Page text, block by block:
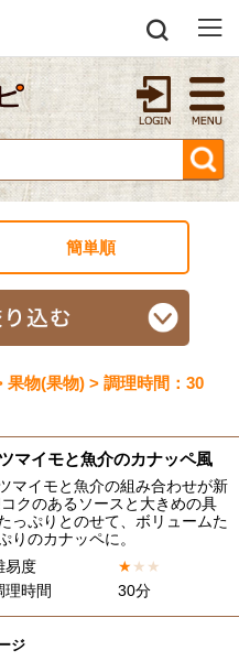
簡単順
果物(果物) > 調理時間：30
マイモと魚介のカナッペ風
マイモと魚介の組み合わせが新
クのあるソースと大きめの具
っぷりとのせて、ボリュームた
りのカナッペに。
易度
★★ ★
理時間
30分
ジ